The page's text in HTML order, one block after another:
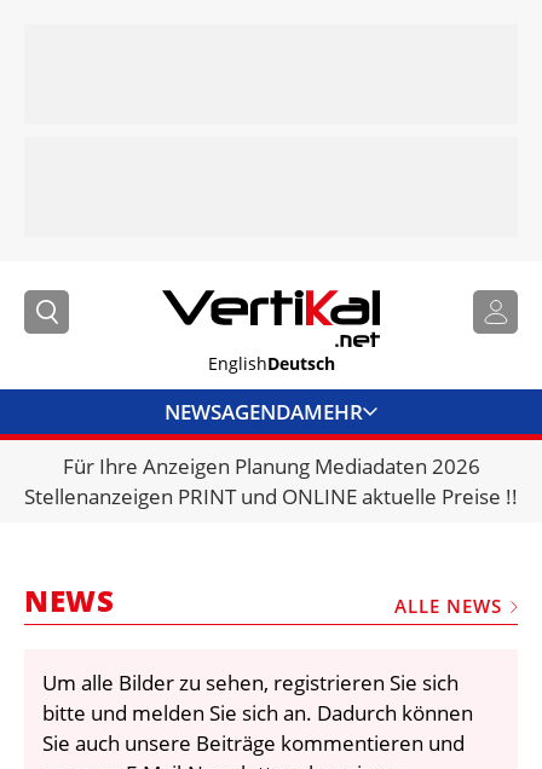
EnglishDeutsch
NEWSAGENDAMEHR
BRANCHENLINKS
VERMIETER
VIDEOS
BIBLIOTHEK
Für Ihre Anzeigen Planung Mediadaten 2026
Stellenanzeigen PRINT und ONLINE aktuelle Preise !!
NEWS ALLE NEWS
Um alle Bilder zu sehen, registrieren Sie sich
bitte und melden Sie sich an. Dadurch können
Sie auch unsere Beiträge kommentieren und